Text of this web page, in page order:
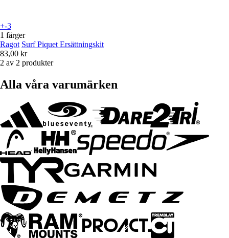
+-3
1 färger
Ragot Surf Piquet Ersättningskit
83,00 kr
2 av 2 produkter
Alla våra varumärken